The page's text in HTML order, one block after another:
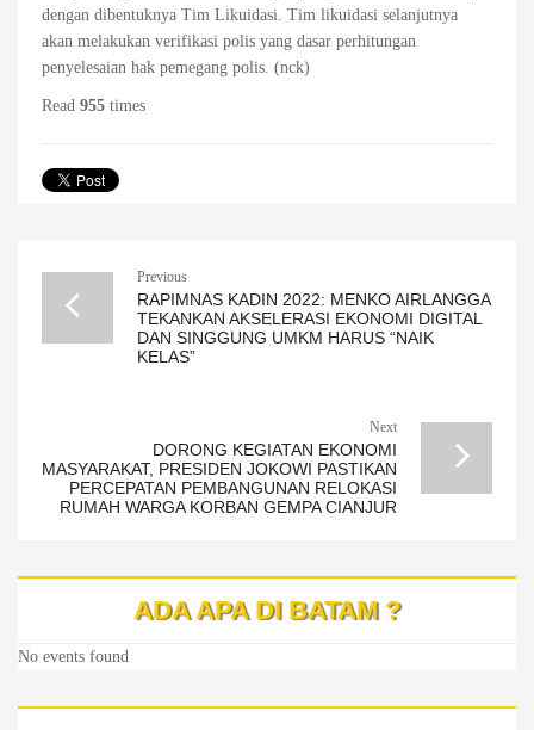
dengan dibentuknya Tim Likuidasi. Tim likuidasi selanjutnya
akan melakukan verifikasi polis yang dasar perhitungan
penyelesaian hak pemegang polis. (nck)
Read 955 times
Previous
RAPIMNAS KADIN 2022: MENKO AIRLANGGA
TEKANKAN AKSELERASI EKONOMI DIGITAL
DAN SINGGUNG UMKM HARUS “NAIK
KELAS”
Next
DORONG KEGIATAN EKONOMI
MASYARAKAT, PRESIDEN JOKOWI PASTIKAN
PERCEPATAN PEMBANGUNAN RELOKASI
RUMAH WARGA KORBAN GEMPA CIANJUR
ADA APA DI BATAM ?
No events found